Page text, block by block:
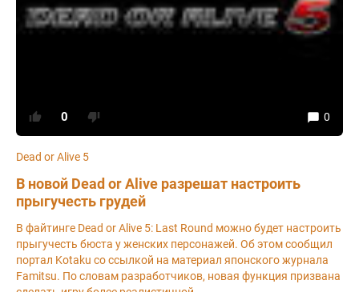
В новой Dead or Alive разрешат настроить
прыгучесть грудей
Dead or Alive 5
В файтинге Dead or Alive 5: Last Round можно будет настроить
прыгучесть бюста у женских персонажей. Об этом сообщил
портал Kotaku со ссылкой на материал японского журнала
Famitsu. По словам разработчиков, новая функция призвана
0 0